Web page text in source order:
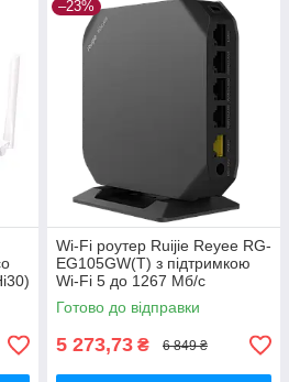
–23%
Wi-Fi роутер Ruijie Reyee RG-
EG105GW(T) з підтримкою
Wi-Fi 5 до 1267 Мб/с
Готово до відправки
5 273,73 ₴ 6 849 ₴